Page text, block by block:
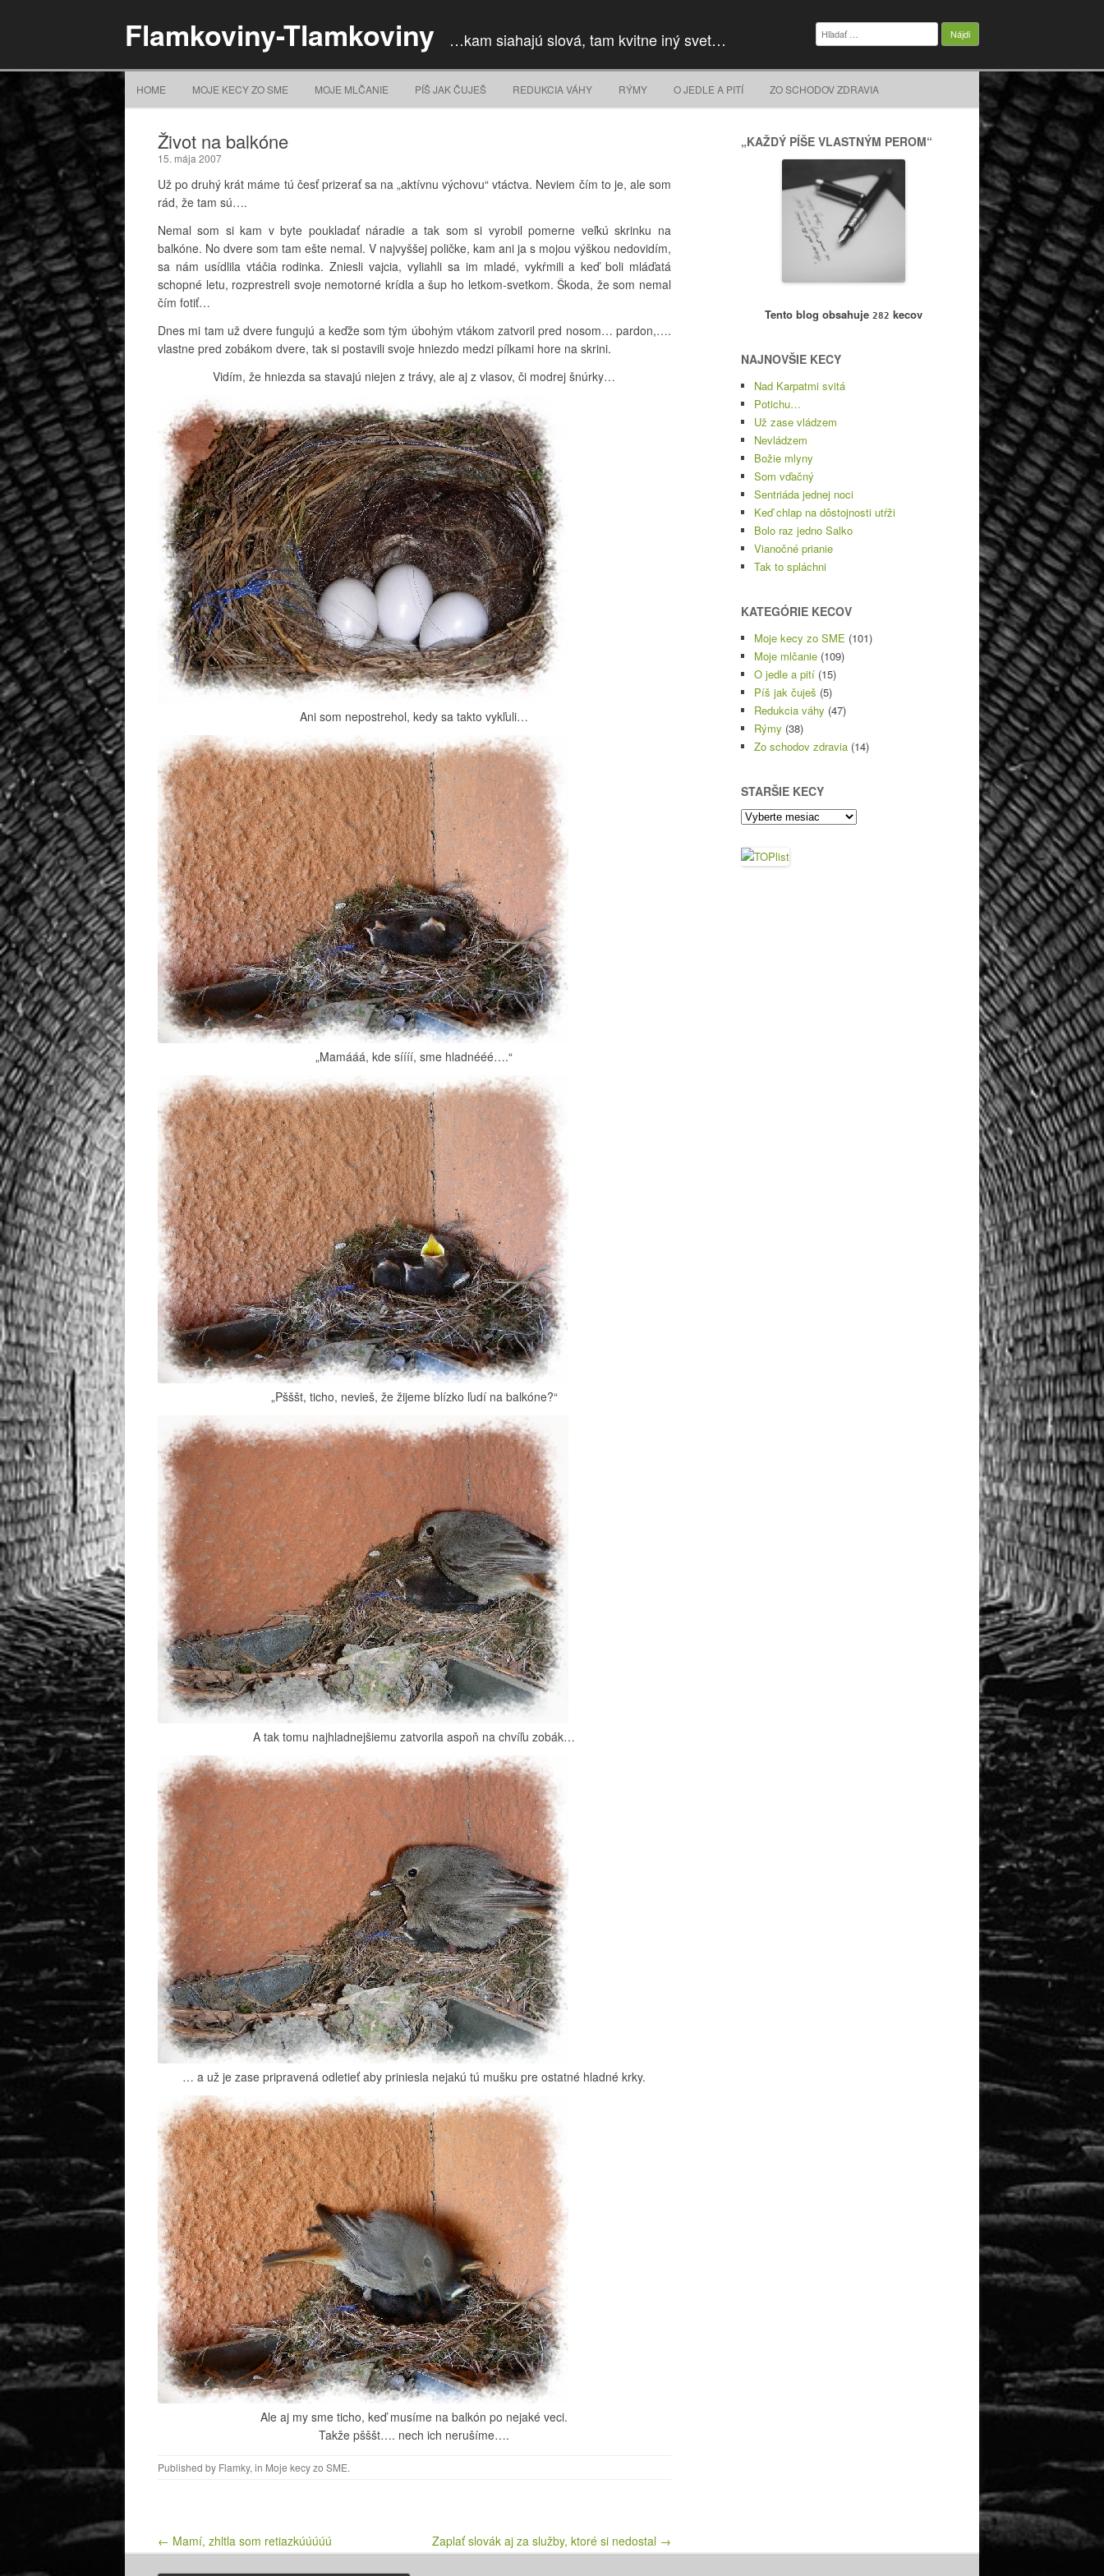
Flamkoviny-Tlamkoviny …kam siahajú slová, tam kvitne iný svet…
Hľadať:
HOME MOJE KECY ZO SME MOJE MLČANIE PÍŠ JAK ČUJEŠ REDUKCIA VÁHY RÝMY O JEDLE A PITÍ ZO SCHODOV ZDRAVIA
Život na balkóne
15. mája 2007
Už po druhý krát máme tú česť prizerať sa na „aktívnu výchovu“ vtáctva. Neviem čím to je, ale som
rád, že tam sú….
Nemal som si kam v byte poukladať náradie a tak som si vyrobil pomerne veľkú skrinku na
balkóne. No dvere som tam ešte nemal. V najvyššej poličke, kam ani ja s mojou výškou nedovidím,
sa nám usídlila vtáčia rodinka. Zniesli vajcia, vyliahli sa im mladé, vykŕmili a keď boli mláďatá
schopné letu, rozprestreli svoje nemotorné krídla a šup ho letkom-svetkom. Škoda, že som nemal
čím fotiť…
Dnes mi tam už dvere fungujú a keďže som tým úbohým vtákom zatvoril pred nosom… pardon,….
vlastne pred zobákom dvere, tak si postavili svoje hniezdo medzi pílkami hore na skrini.
Vidím, že hniezda sa stavajú niejen z trávy, ale aj z vlasov, či modrej šnúrky…
Ani som nepostrehol, kedy sa takto vykľuli…
„Mamááá, kde síííí, sme hladnééé….“
„Pšššt, ticho, nevieš, že žijeme blízko ľudí na balkóne?“
A tak tomu najhladnejšiemu zatvorila aspoň na chvíľu zobák…
… a už je zase pripravená odletieť aby priniesla nejakú tú mušku pre ostatné hladné krky.
Ale aj my sme ticho, keď musíme na balkón po nejaké veci.
Takže pšššt…. nech ich nerušíme….
Published by Flamky, in Moje kecy zo SME.
Post navigation
← Mamí, zhltla som retiazkúúúúú Zaplať slovák aj za služby, ktoré si nedostal →
„KAŽDÝ PÍŠE VLASTNÝM PEROM“
Tento blog obsahuje 282 kecov
NAJNOVŠIE KECY
Nad Karpatmi svitá
Potichu…
Už zase vládzem
Nevládzem
Božie mlyny
Som vďačný
Sentriáda jednej noci
Keď chlap na dôstojnosti utŕži
Bolo raz jedno Salko
Vianočné prianie
Tak to spláchni
KATEGÓRIE KECOV
Moje kecy zo SME (101)
Moje mlčanie (109)
O jedle a pití (15)
Píš jak čuješ (5)
Redukcia váhy (47)
Rýmy (38)
Zo schodov zdravia (14)
STARŠIE KECY
Staršie
kecy